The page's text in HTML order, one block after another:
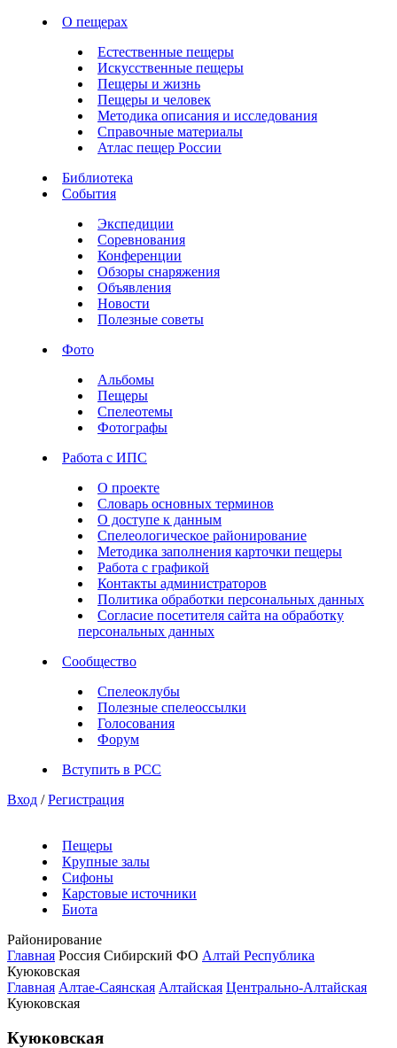
О пещерах
Естественные пещеры
Искусственные пещеры
Пещеры и жизнь
Пещеры и человек
Методика описания и исследования
Справочные материалы
Атлас пещер России
Библиотека
События
Экспедиции
Соревнования
Конференции
Обзоры снаряжения
Объявления
Новости
Полезные советы
Фото
Альбомы
Пещеры
Спелеотемы
Фотографы
Работа с ИПС
О проекте
Словарь основных терминов
О доступе к данным
Спелеологическое районирование
Методика заполнения карточки пещеры
Работа с графикой
Контакты администраторов
Политика обработки персональных данных
Согласие посетителя сайта на обработку
персональных данных
Сообщество
Спелеоклубы
Полезные спелеоссылки
Голосования
Форум
Вступить в РСС
Вход / Регистрация
Пещеры
Крупные залы
Сифоны
Карстовые источники
Биота
Районирование
Главная Россия Сибирский ФО Алтай Республика
Куюковская
Главная Алтае-Саянская Алтайская Центрально-Алтайская
Куюковская
Куюковская